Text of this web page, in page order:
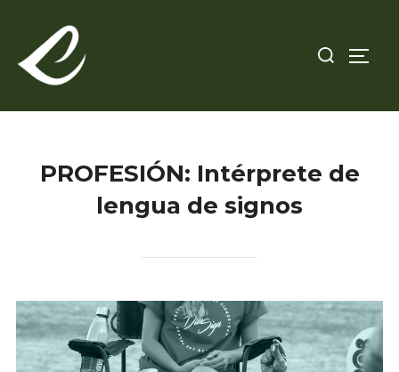
contenido
Buscar:
PROFESIÓN: Intérprete de
lengua de signos